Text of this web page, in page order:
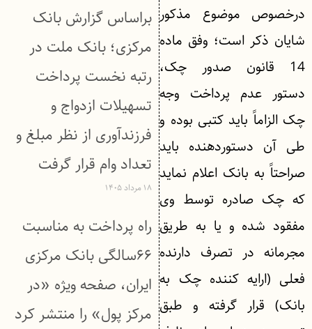
درخصوص موضوع مذکور
شایان ذکر است؛ وفق ماده
14 قانون صدور چک،
دستور عدم پرداخت وجه
چک الزاماً باید کتبی بوده و
طی آن دستوردهنده باید
صراحتاً به بانک اعلام نماید
که چک صادره توسط وی
مفقود شده و یا به طریق
مجرمانه در تصرف دارنده
فعلی (ارایه کننده چک به
بانک) قرار گرفته و طبق
براساس گزارش بانک
مركزی؛ بانک ملت در
رتبه نخست پرداخت
تسهیلات ازدواج و
فرزندآوری از نظر مبلغ و
تعداد وام قرار گرفت
۱۸ مرداد ۱۴۰۵
راه پرداخت به مناسبت
۶۶سالگی بانک مرکزی
ایران، صفحه ویژه «در
مرکز پول» را منتشر کرد